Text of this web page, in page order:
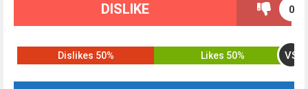
0
DISLIKE
50% Likes VS
50% Dislikes